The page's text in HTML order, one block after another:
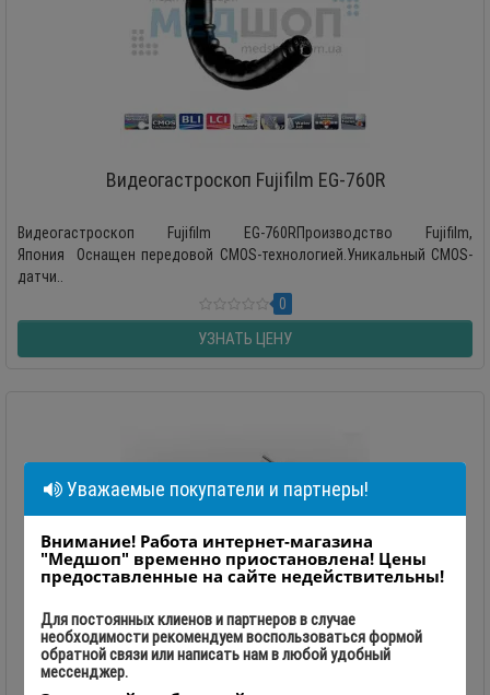
Видеогастроскоп Fujifilm EG-760R
Видеогастроскоп Fujifilm EG-760RПроизводство Fujifilm,
Япония Оснащен передовой CMOS-технологией.Уникальный CMOS-
датчи..
0
УЗНАТЬ ЦЕНУ
Уважаемые покупатели и партнеры!
Внимание! Работа интернет-магазина
"Медшоп" временно приостановлена! Цены
предоставленные на сайте недействительны!
Для постоянных клиенов и партнеров в случае
необходимости рекомендуем воспользоваться формой
обратной связи или написать нам в любой удобный
мессенджер.